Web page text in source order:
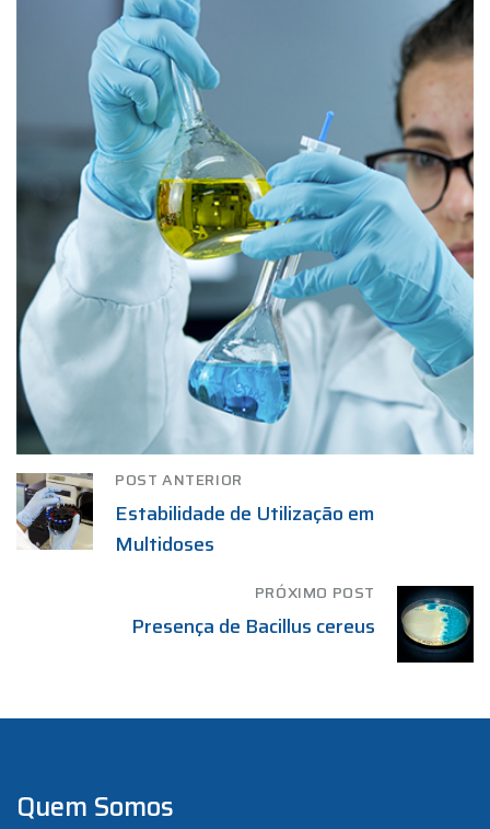
POST ANTERIOR
Estabilidade de Utilização em
Multidoses
PRÓXIMO POST
Presença de Bacillus cereus
Quem Somos